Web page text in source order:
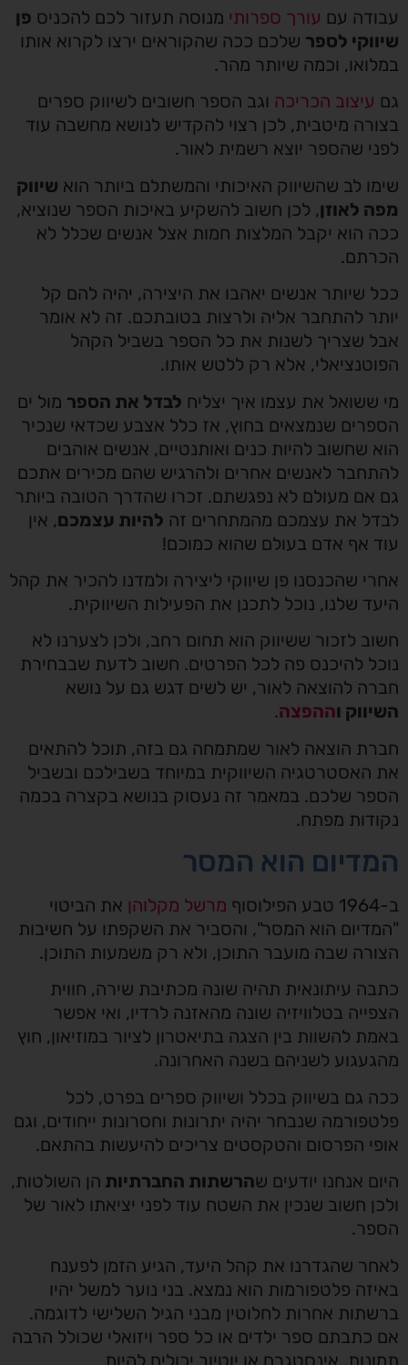
עבודה עם עורך ספרותי מנוסה תעזור לכם להכניס פן
שיווקי לספר שלכם ככה שהקוראים ירצו לקרוא אותו
במלואו, וכמה שיותר מהר.
גם עיצוב הכריכה וגב הספר חשובים לשיווק ספרים
בצורה מיטבית, לכן רצוי להקדיש לנושא מחשבה עוד
לפני שהספר יוצא רשמית לאור.
שימו לב שהשיווק האיכותי והמשתלם ביותר הוא שיווק
מפה לאוזן, לכן חשוב להשקיע באיכות הספר שנוציא,
ככה הוא יקבל המלצות חמות אצל אנשים שכלל לא
הכרתם.
ככל שיותר אנשים יאהבו את היצירה, יהיה להם קל
יותר להתחבר אליה ולרצות בטובתכם. זה לא אומר
אבל שצריך לשנות את כל הספר בשביל הקהל
הפוטנציאלי, אלא רק ללטש אותו.
מי ששואל את עצמו איך יצליח לבדל את הספר מול ים
הספרים שנמצאים בחוץ, אז כלל אצבע שכדאי שנכיר
הוא שחשוב להיות כנים ואותנטיים, אנשים אוהבים
להתחבר לאנשים אחרים ולהרגיש שהם מכירים אתכם
גם אם מעולם לא נפגשתם. זכרו שהדרך הטובה ביותר
לבדל את עצמכם מהמתחרים זה להיות עצמכם, אין
עוד אף אדם בעולם שהוא כמוכם!
אחרי שהכנסנו פן שיווקי ליצירה ולמדנו להכיר את קהל
היעד שלנו, נוכל לתכנן את הפעילות השיווקית.
חשוב לזכור ששיווק הוא תחום רחב, ולכן לצערנו לא
נוכל להיכנס פה לכל הפרטים. חשוב לדעת שבבחירת
חברה להוצאה לאור, יש לשים דגש גם על נושא
השיווק וההפצה.
חברת הוצאה לאור שמתמחה גם בזה, תוכל להתאים
את האסטרטגיה השיווקית במיוחד בשבילכם ובשביל
הספר שלכם. במאמר זה נעסוק בנושא בקצרה בכמה
נקודות מפתח.
המדיום הוא המסר
ב-1964 טבע הפילוסוף מרשל מקלוהן את הביטוי
"המדיום הוא המסר", והסביר את השקפתו על חשיבות
הצורה שבה מועבר התוכן, ולא רק משמעות התוכן.
כתבה עיתונאית תהיה שונה מכתיבת שירה, חווית
הצפייה בטלוויזיה שונה מהאזנה לרדיו, ואי אפשר
באמת להשוות בין הצגה בתיאטרון לציור במוזיאון, חוץ
מהגעגוע לשניהם בשנה האחרונה.
ככה גם בשיווק בכלל ושיווק ספרים בפרט, לכל
פלטפורמה שנבחר יהיה יתרונות וחסרונות ייחודים, וגם
אופי הפרסום והטקסטים צריכים להיעשות בהתאם.
היום אנחנו יודעים שהרשתות החברתיות הן השולטות,
ולכן חשוב שנכין את השטח עוד לפני יציאתו לאור של
הספר.
לאחר שהגדרנו את קהל היעד, הגיע הזמן לפענח
באיזה פלטפורמות הוא נמצא. בני נוער למשל יהיו
ברשתות אחרות לחלוטין מבני הגיל השלישי לדוגמה.
אם כתבתם ספר ילדים או כל ספר ויזואלי שכולל הרבה
תמונות, אינסטגרם או יוטיוב יכולים להיות